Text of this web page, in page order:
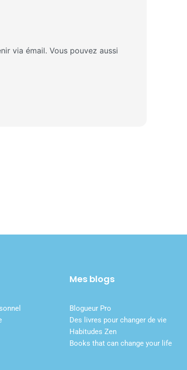
via émail. Vous pouvez aussi
Mes blogs
Blogueur Pro
Des livres pour changer de vie
Habitudes Zen
Books that can change your life